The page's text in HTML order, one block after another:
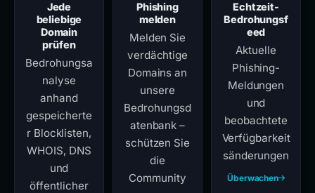
Jede
beliebige
Domain
prüfen
Bedrohungsa
nalyse
anhand
gespeicherte
r Blocklisten,
WHOIS, DNS
und
öffentlicher
Phishing
melden
Melden Sie
verdächtige
Domains an
unsere
Bedrohungsd
atenbank –
schützen Sie
die
Community
Echtzeit-
Bedrohungsf
eed
Aktuelle
Phishing-
Meldungen
und
beobachtete
Verfügbarkeit
sänderungen
Überwachen